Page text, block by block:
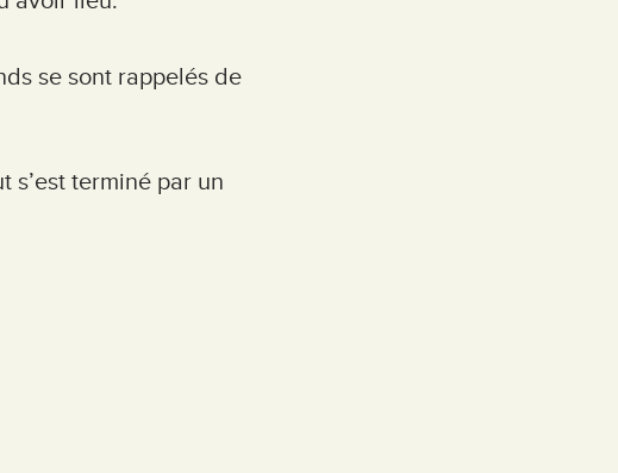
se sont rappelés de
s’est terminé par un